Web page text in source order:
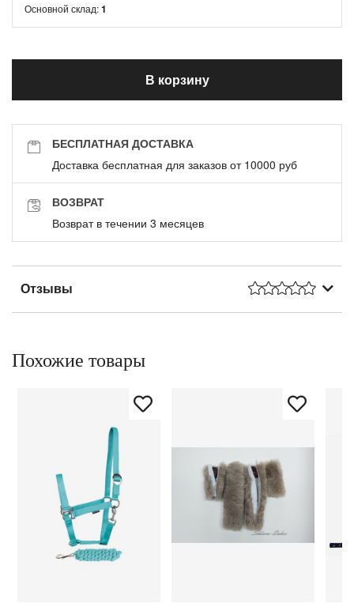
Основной склад:1
В корзину
БЕСПЛАТНАЯ ДОСТАВКА
Доставка бесплатная для заказов от 10000 руб
ВОЗВРАТ
Возврат в течении 3 месяцев
Отзывы
Похожие товары